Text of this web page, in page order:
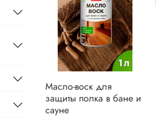
Масло-воск для
защиты полка в бане и
сауне